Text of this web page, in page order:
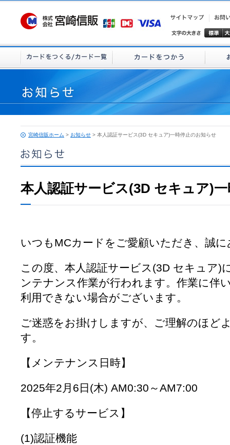
宮崎信販ホーム > お知らせ > 本人認証サービス(3D セキュア)一時停止のお知らせ
本人認証サービス(3D セキュア)
いつもMCカードをご愛顧いただき、誠
この度、本人認証サービス(3D セキュア)
ンテナンス作業が行われます。作業に伴
利用できない場合がございます。
ご迷惑をお掛けしますが、ご理解のほど
す。
【メンテナンス日時】
2025年2月6日(木) AM0:30～AM7:00
【停止するサービス】
(1)認証機能